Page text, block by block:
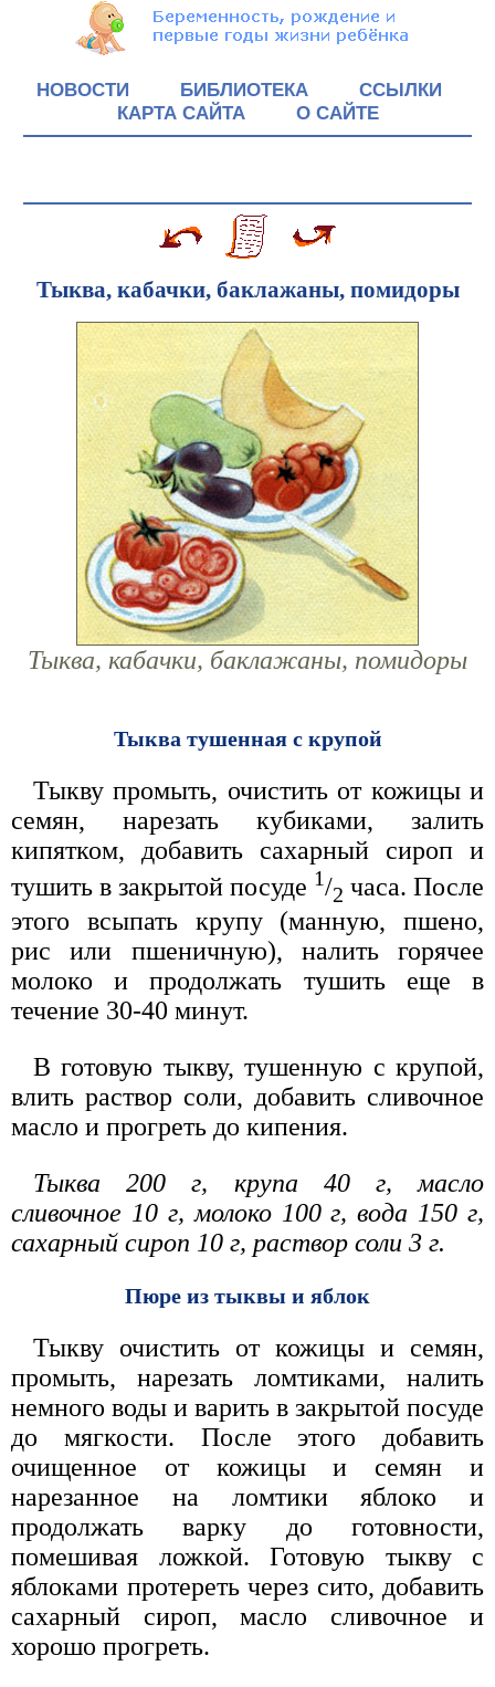
НОВОСТИ БИБЛИОТЕКА
ССЫЛКИ
КАРТА САЙТА
О САЙТЕ
Тыква, кабачки, баклажаны, помидоры
Тыква, кабачки, баклажаны, помидоры
Тыква тушенная с крупой
Тыкву промыть, очистить от кожицы и
семян, нарезать кубиками, залить
кипятком, добавить сахарный сироп и
тушить в закрытой посуде 1/2 часа. После
этого всыпать крупу (манную, пшено,
рис или пшеничную), налить горячее
молоко и продолжать тушить еще в
течение 30-40 минут.
В готовую тыкву, тушенную с крупой,
влить раствор соли, добавить сливочное
масло и прогреть до кипения.
Тыква 200 г, крупа 40 г, масло
сливочное 10 г, молоко 100 г, вода 150 г,
сахарный сироп 10 г, раствор соли 3 г.
Пюре из тыквы и яблок
Тыкву очистить от кожицы и семян,
промыть, нарезать ломтиками, налить
немного воды и варить в закрытой посуде
до мягкости. После этого добавить
очищенное от кожицы и семян и
нарезанное на ломтики яблоко и
продолжать варку до готовности,
помешивая ложкой. Готовую тыкву с
яблоками протереть через сито, добавить
сахарный сироп, масло сливочное и
хорошо прогреть.